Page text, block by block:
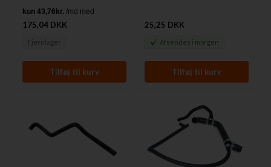
175,04 DKK
Fjernlager
25,25 DKK
Afsendes i morgen